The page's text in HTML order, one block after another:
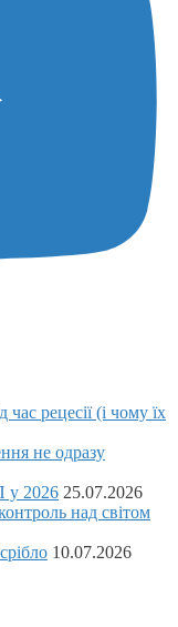
рецесії (і чому їх
не одразу
у 2026 25.07.2026
над світом
10.07.2026